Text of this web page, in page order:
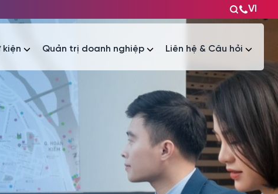
VI
kiện Quản trị doanh nghiệp Liên hệ & Câu hỏi
Tài liệu